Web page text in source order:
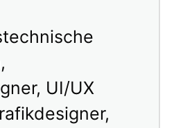
UI/UX